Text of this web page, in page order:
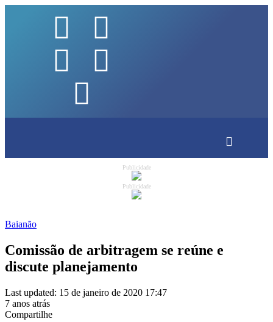
Publicidade
Publicidade
Baianão
Comissão de arbitragem se reúne e
discute planejamento
Last updated: 15 de janeiro de 2020 17:47
7 anos atrás
Compartilhe